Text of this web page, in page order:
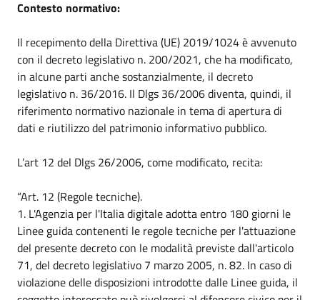
Contesto normativo:
Il recepimento della Direttiva (UE) 2019/1024 è avvenuto
con il decreto legislativo n. 200/2021, che ha modificato,
in alcune parti anche sostanzialmente, il decreto
legislativo n. 36/2016. Il Dlgs 36/2006 diventa, quindi, il
riferimento normativo nazionale in tema di apertura di
dati e riutilizzo del patrimonio informativo pubblico.
L’art 12 del Dlgs 26/2006, come modificato, recita:
“Art. 12 (Regole tecniche).
1. L'Agenzia per l'Italia digitale adotta entro 180 giorni le
Linee guida contenenti le regole tecniche per l'attuazione
del presente decreto con le modalità previste dall'articolo
71, del decreto legislativo 7 marzo 2005, n. 82. In caso di
violazione delle disposizioni introdotte dalle Linee guida, il